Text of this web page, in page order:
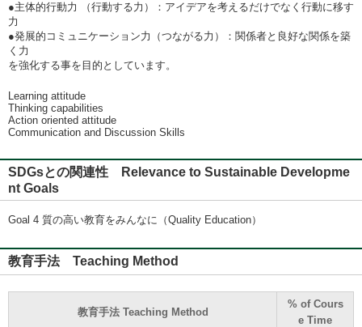
●主体的行動力 （行動する力）：アイデアを考えるだけでなく行動に移す
力
●発展的コミュニケーション力（つながる力）：関係者と良好な関係を築
く力
を強化する事を目的としています。
Learning attitude
Thinking capabilities
Action oriented attitude
Communication and Discussion Skills
SDGsとの関連性 Relevance to Sustainable Developme
nt Goals
Goal 4 質の高い教育をみんなに（Quality Education）
教育手法 Teaching Method
教育手法 Teaching Method
% of Cours
e Time